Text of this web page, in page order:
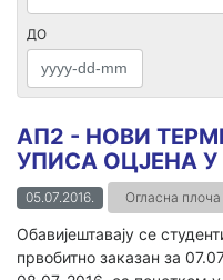
ДО
AП2 - НОВИ
УПИСА ОЦЈЕНА У
05.07.2016. Огласна плоча
Обавијештавају се
првобитно заказан за